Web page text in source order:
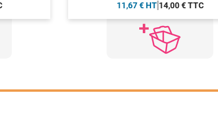
11,67 € HT 14,00 € TTC